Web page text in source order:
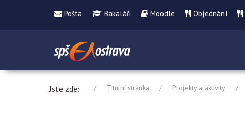
Pošta Bakaláři Moodle Objednání
Jste zde: Titulní stránka Projekty a aktivity